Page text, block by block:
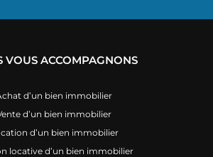
VOUS ACCOMPAGNONS
d’un bien immobilier
d’un bien immobilier
d’un bien immobilier
locative d’un bien immobilier